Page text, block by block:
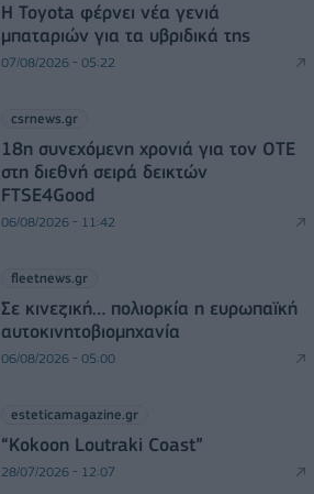
Η Toyota φέρνει νέα γενιά
μπαταριών για τα υβριδικά της
07/08/2026 - 05:22
csrnews.gr
18η συνεχόμενη χρονιά για τον ΟΤΕ
στη διεθνή σειρά δεικτών
FTSE4Good
06/08/2026 - 11:42
fleetnews.gr
Σε κινεζική… πολιορκία η ευρωπαϊκή
αυτοκινητοβιομηχανία
06/08/2026 - 05:00
esteticamagazine.gr
“Kokoon Loutraki Coast”
28/07/2026 - 12:07